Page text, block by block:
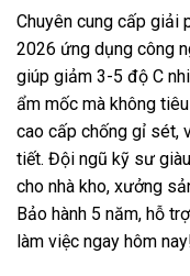
Chuyên cung cấp giải
2026 ứng dụng công
giúp giảm 3-5 độ C
ẩm mốc mà không
cao cấp chống gỉ sét,
tiết. Đội ngũ kỹ sư
cho nhà kho, xưởng
Bảo hành 5 năm, hỗ
làm việc ngay hôm